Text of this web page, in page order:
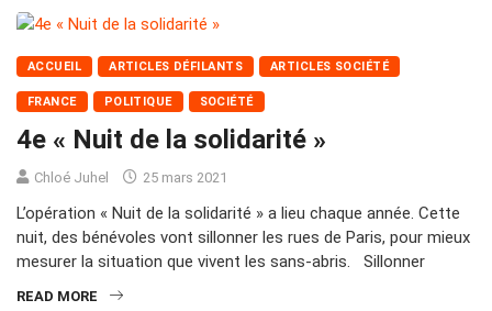
ACCUEIL ARTICLES DÉFILANTS ARTICLES SOCIÉTÉ
FRANCE POLITIQUE SOCIÉTÉ
4e « Nuit de la solidarité »
Chloé Juhel 25 mars 2021
L’opération « Nuit de la solidarité » a lieu chaque année. Cette
nuit, des bénévoles vont sillonner les rues de Paris, pour mieux
mesurer la situation que vivent les sans-abris. Sillonner
READ MORE